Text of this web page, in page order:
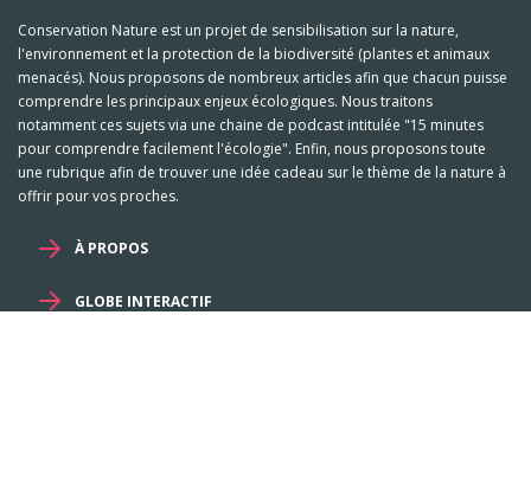
Conservation Nature est un projet de sensibilisation sur la nature,
l'environnement et la protection de la biodiversité (plantes et animaux
menacés). Nous proposons de nombreux articles afin que chacun puisse
comprendre les principaux enjeux écologiques. Nous traitons
notamment ces sujets via une chaine de podcast intitulée "15 minutes
pour comprendre facilement l'écologie". Enfin, nous proposons toute
une rubrique afin de trouver une idée cadeau sur le thème de la nature à
offrir pour vos proches.
À PROPOS
GLOBE INTERACTIF